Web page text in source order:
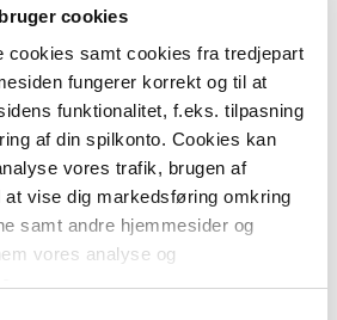
cookies
cookies samt cookies fra tredjepart
fungerer korrekt og til at
funktionalitet, f.eks. tilpasning
af din spilkonto. Cookies kan
vores trafik, brugen af
at vise dig markedsføring omkring
samt andre hjemmesider og
vores analyse og